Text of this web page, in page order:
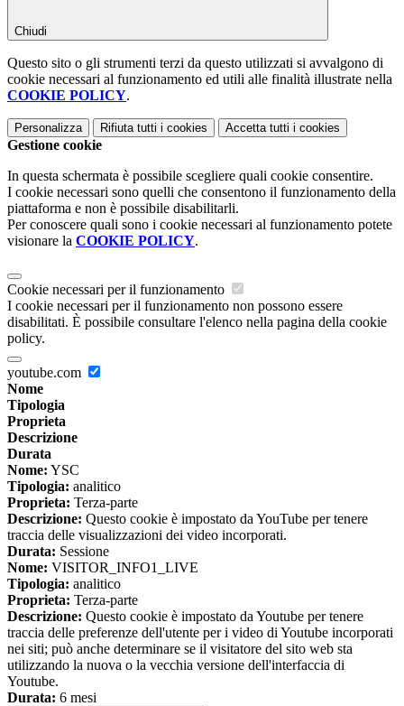
Chiudi
Questo sito o gli strumenti terzi da questo utilizzati si avvalgono di
cookie necessari al funzionamento ed utili alle finalità illustrate nella
COOKIE POLICY.
Personalizza Rifiuta tutti i cookies Accetta tutti i cookies
Gestione cookie
In questa schermata è possibile scegliere quali cookie consentire.
I cookie necessari sono quelli che consentono il funzionamento della
piattaforma e non è possibile disabilitarli.
Per conoscere quali sono i cookie necessari al funzionamento potete
visionare la COOKIE POLICY.
Cookie necessari per il funzionamento
I cookie necessari per il funzionamento non possono essere
disabilitati. È possibile consultare l'elenco nella pagina della cookie
policy.
youtube.com
Nome
Tipologia
Proprieta
Descrizione
Durata
Nome: YSC
Tipologia: analitico
Proprieta: Terza-parte
Descrizione: Questo cookie è impostato da YouTube per tenere
traccia delle visualizzazioni dei video incorporati.
Durata: Sessione
Nome: VISITOR_INFO1_LIVE
Tipologia: analitico
Proprieta: Terza-parte
Descrizione: Questo cookie è impostato da Youtube per tenere
traccia delle preferenze dell'utente per i video di Youtube incorporati
nei siti; può anche determinare se il visitatore del sito web sta
utilizzando la nuova o la vecchia versione dell'interfaccia di
Youtube.
Durata: 6 mesi